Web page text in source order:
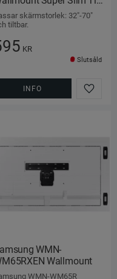
MAX
skärmstorlek: 32"-70"
tiltbar.
KR
Lägg
Slutsåld
INFO
WMN-
Wallmount
WMN-WM65R